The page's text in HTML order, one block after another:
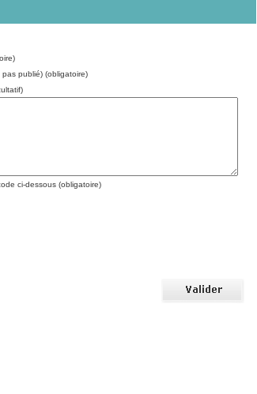
pas publié) (obligatoire)
ci-dessous (obligatoire)